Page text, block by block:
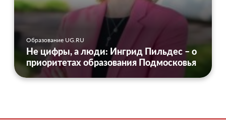
Образование UG.RU
Не цифры, а люди: Ингрид Пильдес – о
приоритетах образования Подмосковья